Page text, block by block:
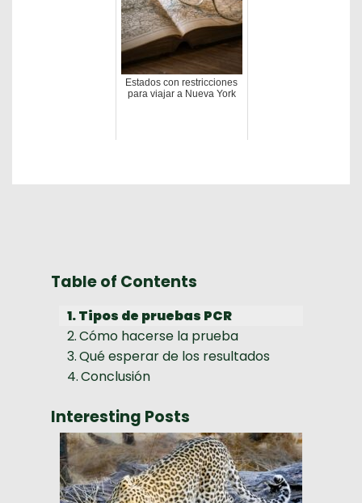
Estados con restricciones
para viajar a Nueva York
Table of Contents
Tipos de pruebas PCR
Cómo hacerse la prueba
Qué esperar de los resultados
Conclusión
Interesting Posts